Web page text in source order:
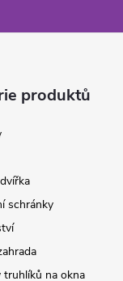
produktů
schránky
truhlíků na okna